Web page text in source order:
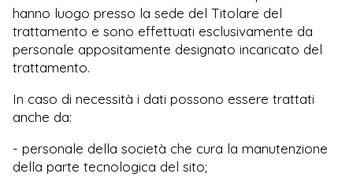
hanno luogo presso la sede del Titolare del
trattamento e sono effettuati esclusivamente da
personale appositamente designato incaricato del
trattamento.
In caso di necessità i dati possono essere trattati
anche da:
- personale della società che cura la manutenzione
della parte tecnologica del sito;